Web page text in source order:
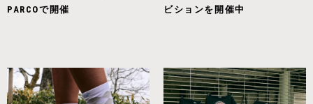
PARCOで開催
ビションを開催中